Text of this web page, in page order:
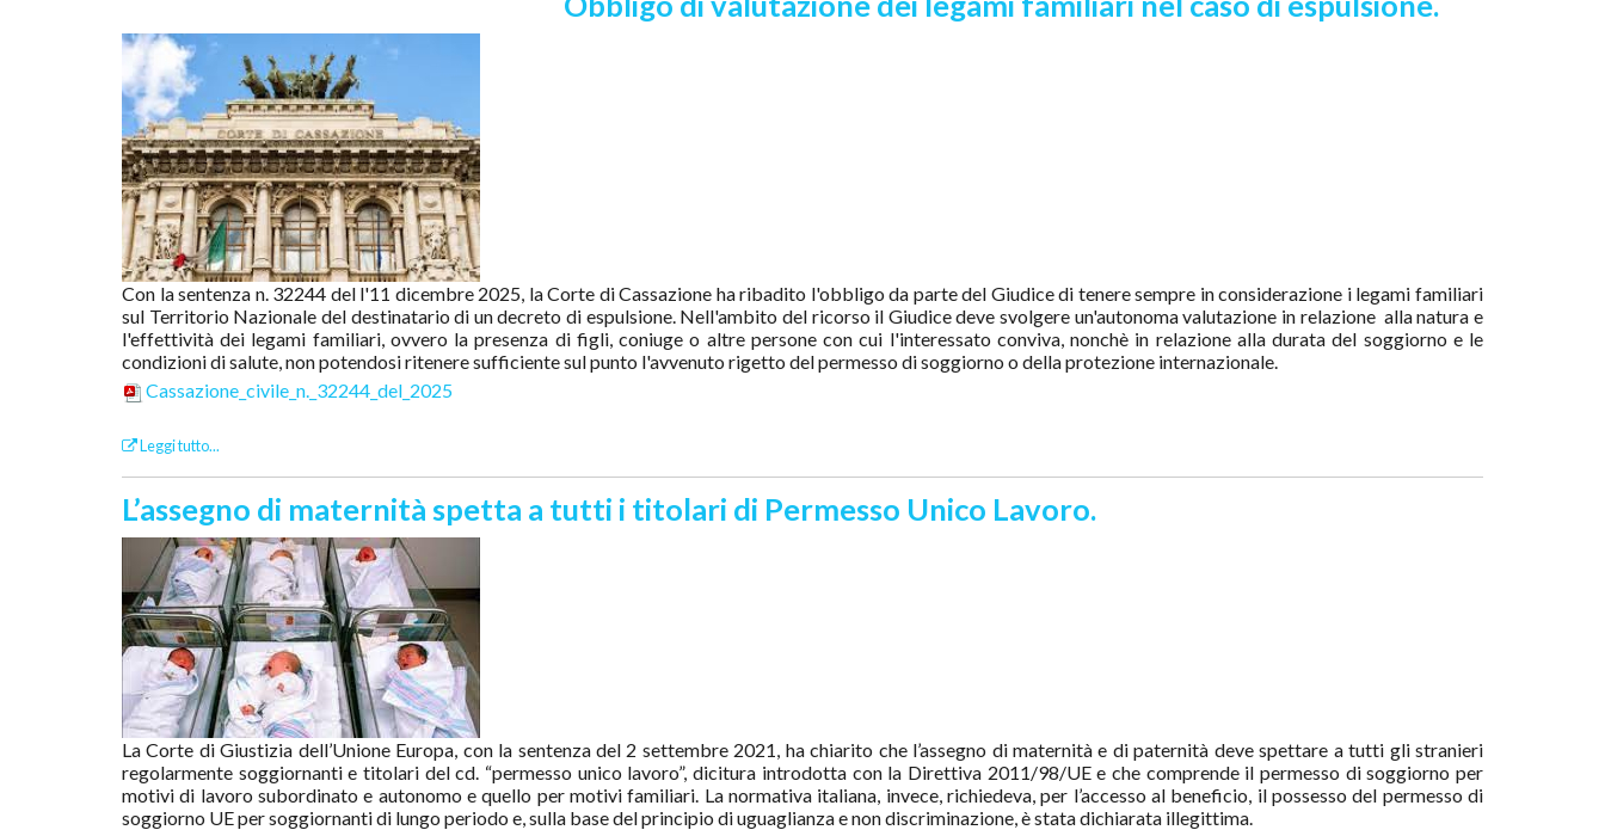
Con la sentenza n. 32244 del l'11 dicembre 2025, la Corte di Cassazione ha ribadito l'obbligo da parte del Giudice di tenere sempre in considerazione i legami familiari
sul Territorio Nazionale del destinatario di un decreto di espulsione. Nell'ambito del ricorso il Giudice deve svolgere un'autonoma valutazione in relazione alla natura e
l'effettività dei legami familiari, ovvero la presenza di figli, coniuge o altre persone con cui l'interessato conviva, nonchè in relazione alla durata del soggiorno e le
condizioni di salute, non potendosi ritenere sufficiente sul punto l'avvenuto rigetto del permesso di soggiorno o della protezione internazionale.
Cassazione_civile_n._32244_del_2025
Leggi tutto...
L’assegno di maternità spetta a tutti i titolari di Permesso Unico Lavoro.
La Corte di Giustizia dell’Unione Europa, con la sentenza del 2 settembre 2021, ha chiarito che l’assegno di maternità e di paternità deve spettare a tutti gli stranieri
regolarmente soggiornanti e titolari del cd. “permesso unico lavoro”, dicitura introdotta con la Direttiva 2011/98/UE e che comprende il permesso di soggiorno per
motivi di lavoro subordinato e autonomo e quello per motivi familiari. La normativa italiana, invece, richiedeva, per l’accesso al beneficio, il possesso del permesso di
soggiorno UE per soggiornanti di lungo periodo e, sulla base del principio di uguaglianza e non discriminazione, è stata dichiarata illegittima.